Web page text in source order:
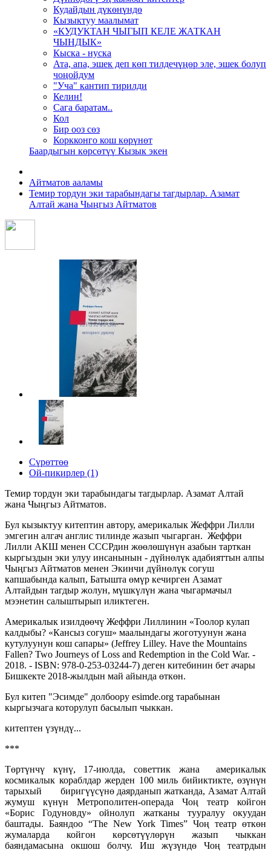
Кудайдын дүкөнүндө
Кызыктуу маалымат
«КУДУКТАН ЧЫГЫП КЕЛЕ ЖАТКАН
ЧЫНДЫК»
Кыска - нуска
Ата, апа, эшек деп көп тилдечүңөр эле, эшек болуп
чоңойдум
"Уча" кантип тирилди
Келин!
Сага баратам..
Кол
Бир ооз сөз
Коркконго кош көрүнөт
Баардыгын көрсөтүү Кызык экен
Айтматов ааламы
Темир тордун эки тарабындагы тагдырлар. Азамат
Алтай жана Чыңгыз Айтматов
Сүрөттөө
Ой-пикирлер (1)
Темир тордун эки тарабындагы тагдырлар. Азамат Алтай
жана Чыңгыз Айтматов.
Бул кызыктуу китептин автору, америкалык Жеффри Лилли
эмгегин алгач англис тилинде жазып чыгарган. Жеффри
Лилли АКШ менен СССРдин жөөлөшүнүн азабын тарткан
кыргыздын эки улуу инсанынын - дүйнөлүк адабияттын алпы
Чыңгыз Айтматов менен Экинчи дүйнөлүк согуш
капшабында калып, Батышта өмүр кечирген Азамат
Алтайдын тагдыр жолун, мүшкүлүн жана чыгармачыл
мээнетин салыштырып иликтеген.
Америкалык изилдөөчү Жеффри Лиллинин «Тоолор кулап
калдыбы? «Кансыз согуш» маалындагы жоготуунун жана
кутулуунун кош сапары» (Jeffrey Lilley. Have the Mountains
Fallen? Two Journeys of Loss and Redemption in the Cold War. -
2018. - ISBN: 978-0-253-03244-7) деген китебинин бет ачары
Бишкекте 2018-жылдын май айында өткөн.
Бул китеп "Эсимде" долбоору esimde.org тарабынан
кыргызчага которулуп басылып чыккан.
китептен үзүндү...
***
Төртүнчү күнү, 17-июлда, советтик жана америкалык
космикалык кораблдар жерден 100 миль бийиктикте, өзүнүн
тарыхый биригүүсүнө даярданып жатканда, Азамат Алтай
жумуш күнүн Метрополитен-операда Чоң театр койгон
«Борис Годуновду» ойнолуп жатканы тууралуу окуудан
баштады. Баяндоо “The New York Times” Чоң театр өткөн
жумаларда койгон көрсөтүүлөрүн жазып чыккан
баяндамасына окшош болчу. Иш жүзүндө Чоң театрдын